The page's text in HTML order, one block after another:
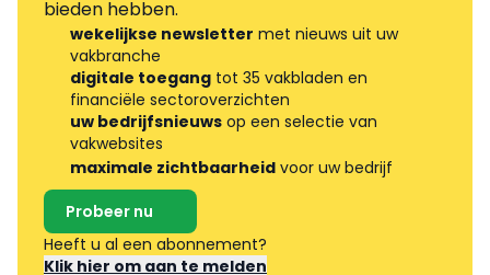
bieden hebben.
wekelijkse newsletter met nieuws uit uw
vakbranche
digitale toegang tot 35 vakbladen en
financiële sectoroverzichten
uw bedrijfsnieuws op een selectie van
vakwebsites
maximale zichtbaarheid voor uw bedrijf
Probeer nu
Heeft u al een abonnement?
Klik hier om aan te melden